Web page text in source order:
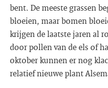
bent. De meeste grassen
bloeien, maar bomen
krijgen de laatste jaren al
door pollen van de els of
oktober kunnen er nog
relatief nieuwe plant